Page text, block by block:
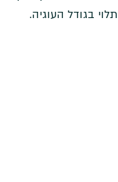
תלוי בגודל העוגיה.